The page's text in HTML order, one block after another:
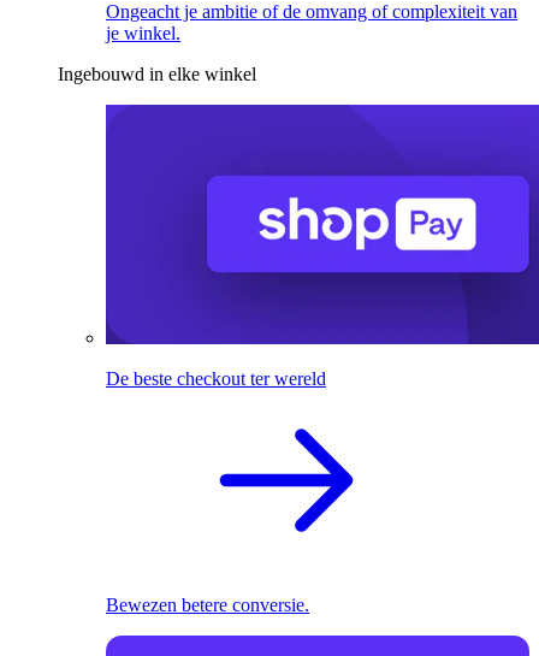
Ongeacht je ambitie of de omvang of complexiteit van
je winkel.
Ingebouwd in elke winkel
De beste checkout ter wereld
Bewezen betere conversie.